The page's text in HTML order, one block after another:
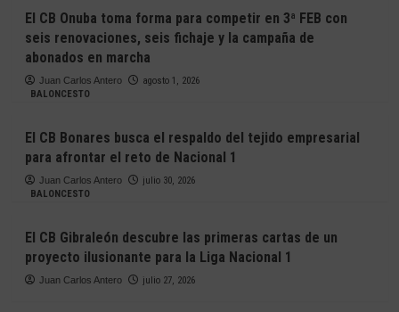
El CB Onuba toma forma para competir en 3ª FEB con
seis renovaciones, seis fichaje y la campaña de
abonados en marcha
Juan Carlos Antero
agosto 1, 2026
BALONCESTO
El CB Bonares busca el respaldo del tejido empresarial
para afrontar el reto de Nacional 1
Juan Carlos Antero
julio 30, 2026
BALONCESTO
El CB Gibraleón descubre las primeras cartas de un
proyecto ilusionante para la Liga Nacional 1
Juan Carlos Antero julio 27, 2026